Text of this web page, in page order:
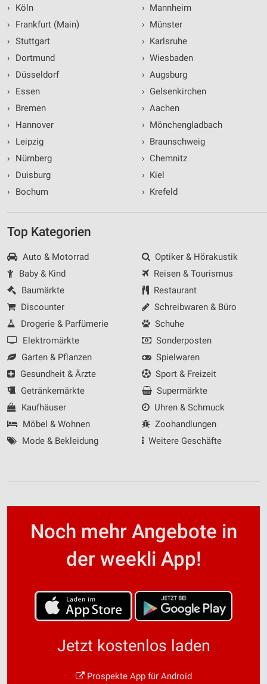
›
Köln
›
Frankfurt (Main)
› Stuttgart
›
Dortmund
›
Düsseldorf
›
Essen
›
Bremen
›
Hannover
›
Leipzig
›
Nürnberg
›
Duisburg
›
Bochum
› Mannheim
› Münster
› Karlsruhe
› Wiesbaden
› Augsburg
› Gelsenkirchen
› Aachen
› Mönchengladbach
› Braunschweig
› Chemnitz
› Kiel
› Krefeld
Top Kategorien
Auto & Motorrad
Baby & Kind
Baumärkte
Discounter
Drogerie & Parfümerie
Elektromärkte
Garten & Pflanzen
Gesundheit & Ärzte
Getränkemärkte
Kaufhäuser
Möbel & Wohnen
Mode & Bekleidung
Optiker & Hörakustik
Reisen & Tourismus
Restaurant
Schreibwaren & Büro
Schuhe
Sonderposten
Spielwaren
Sport & Freizeit
Supermärkte
Uhren & Schmuck
Zoohandlungen
Weitere Geschäfte
Noch mehr Angebote in
der weekli App!
Jetzt kostenlos laden
Prospekte App für Android